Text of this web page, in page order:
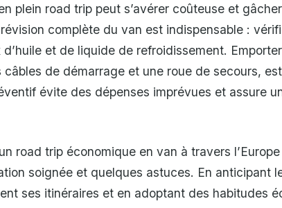
plein road trip peut s’avérer coûteuse et
complète du van est indispensable :
d’huile et de liquide de refroidissement.
câbles de démarrage et une roue de secours,
évite des dépenses imprévues et assure
road trip économique en van à travers
soignée et quelques astuces. En anticipant
ses itinéraires et en adoptant des habitudes